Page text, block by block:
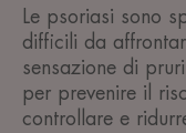
Le psoriasi sono
difficili da
sensazione di
per prevenire il
controllare e